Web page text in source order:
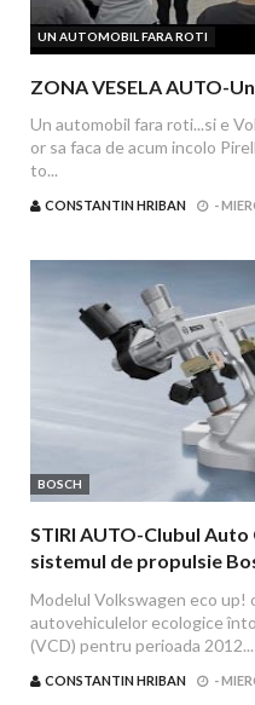
UN AUTOMOBIL FARA ROTI
ZONA VESELA AUTO-
Un automobil fara roti...si e
or sa faca de acum incolo
to...
CONSTANTIN HRIBAN -
BOSCH
STIRI AUTO-Clubul
sistemul de propulsie
Modelul Volkswagen eco up!
autovehiculelor ecologice
(VCD) pentru perioada 2012...
CONSTANTIN HRIBAN -